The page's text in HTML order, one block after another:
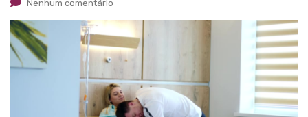
Nenhum comentário